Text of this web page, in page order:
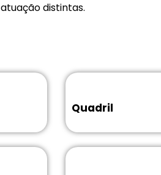
atuação distintas.
Quadril